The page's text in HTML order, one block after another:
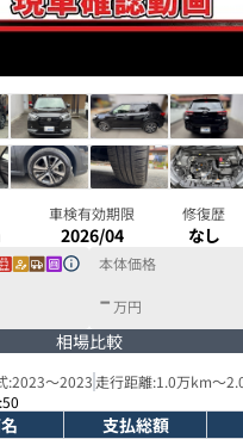
車検有効期限
2026/04
修復歴
なし
本体価格
- 万円
相場比較
:2023～2023 走行距離:1.0万km～
支払総額